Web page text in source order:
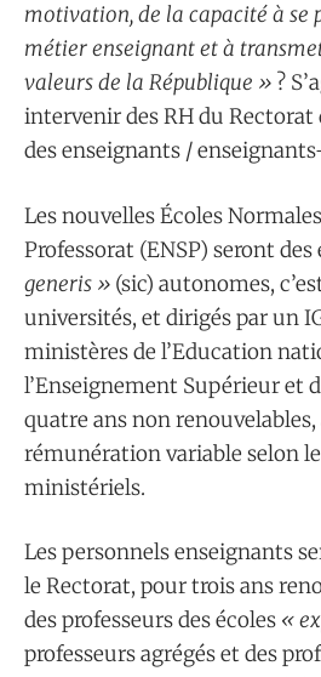
motivation, de la capacité à se
métier enseignant et à
valeurs de la République » ?
intervenir des RH du
des enseignants /
Les nouvelles Écoles
Professorat (ENSP) seront
generis » (sic) autonomes,
universités, et dirigés par un
ministères de l’Education
l’Enseignement Supérieur et
quatre ans non renouvelables,
rémunération variable selon
ministériels.
Les personnels enseignants
le Rectorat, pour trois ans
des professeurs des écoles «
professeurs agrégés et des